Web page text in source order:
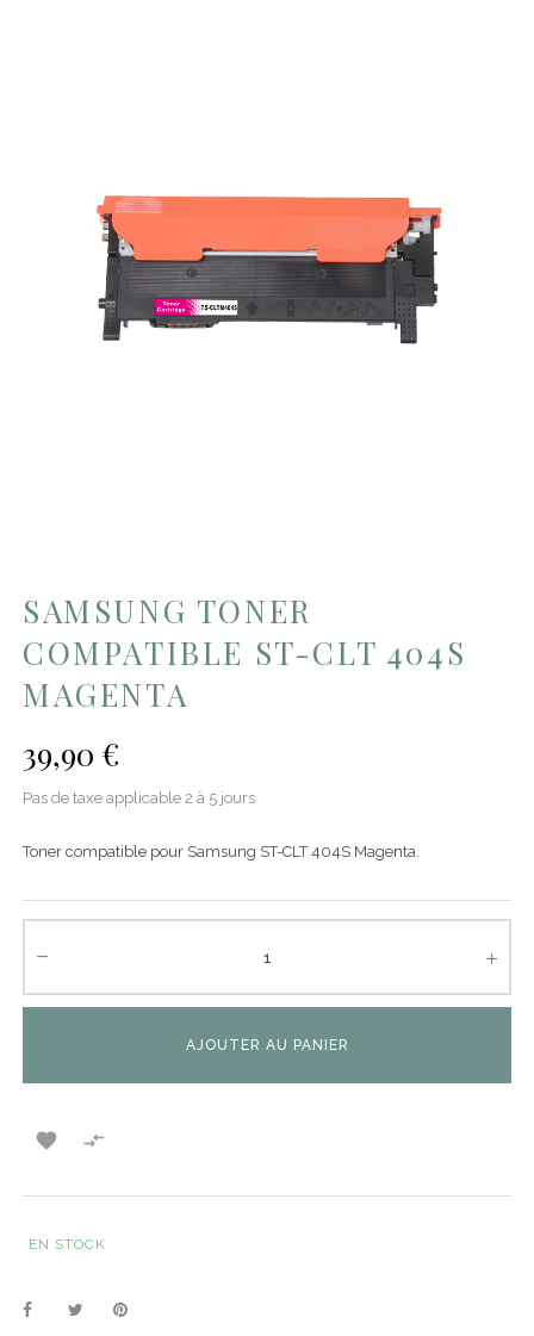
SAMSUNG TONER
COMPATIBLE ST-CLT 404S
MAGENTA
39,90 €
Pas de taxe applicable 2 à 5 jours
Toner compatible pour Samsung ST-CLT 404S Magenta.
AJOUTER AU PANIER
 
EN STOCK